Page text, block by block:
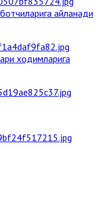
айланади
ходимларига